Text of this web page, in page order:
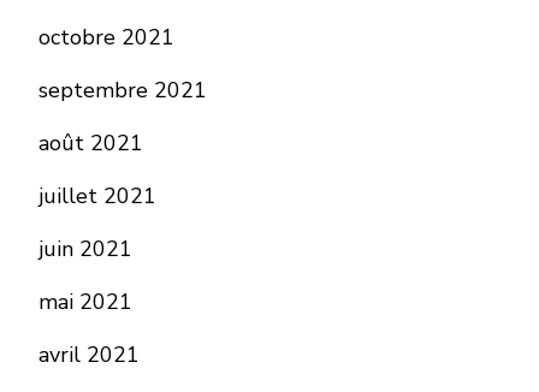
octobre 2021
septembre 2021
août 2021
juillet 2021
juin 2021
mai 2021
avril 2021